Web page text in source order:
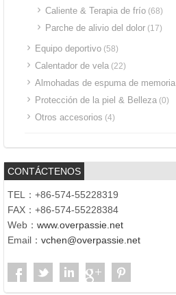
Caliente & Terapia de frío (68)
Parche de alivio del dolor (17)
Equipo deportivo (58)
Calentador de vela (22)
Almohadas de espuma de memoria
Protección de la piel & Belleza (0)
Otros accesorios (4)
CONTÁCTENOS
TEL：+86-574-55228319
FAX：+86-574-55228384
Web： www.overpassie.net
Email： vchen@overpassie.net